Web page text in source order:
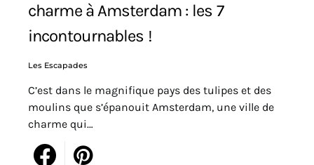
charme à Amsterdam : les 7
incontournables !
Les Escapades
C’est dans le magnifique pays des tulipes et des
moulins que s’épanouit Amsterdam, une ville de
charme qui…